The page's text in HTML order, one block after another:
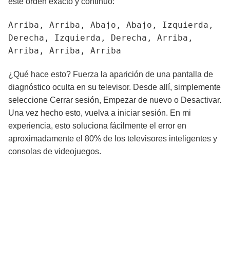
Arriba, Arriba, Abajo, Abajo, Izquierda,
Derecha, Izquierda, Derecha, Arriba,
Arriba, Arriba, Arriba
¿Qué hace esto? Fuerza la aparición de una pantalla de
diagnóstico oculta en su televisor. Desde allí, simplemente
seleccione Cerrar sesión, Empezar de nuevo o Desactivar.
Una vez hecho esto, vuelva a iniciar sesión. En mi
experiencia, esto soluciona fácilmente el error en
aproximadamente el 80% de los televisores inteligentes y
consolas de videojuegos.